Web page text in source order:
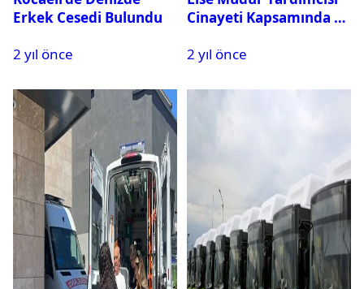
Erkek Cesedi Bulundu
2 yıl önce
Cinayeti Kapsamında 11
2 yıl önce